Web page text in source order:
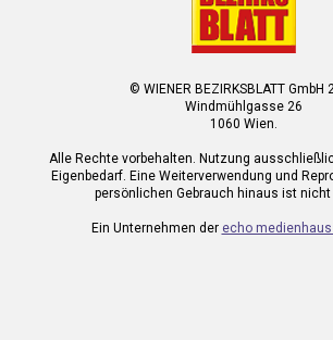
© WIENER BEZIRKSBLATT GmbH
Windmühlgasse 26
1060 Wien.
Alle Rechte vorbehalten. Nutzung
Eigenbedarf. Eine Weiterverwendung und
persönlichen Gebrauch hinaus ist
Ein Unternehmen der echo